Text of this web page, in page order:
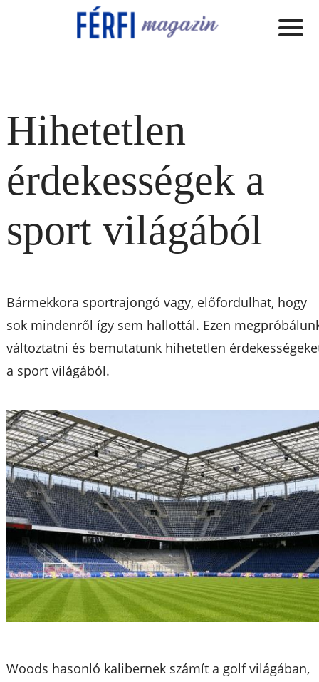
Hihetetlen
érdekességek a
sport világából
Bármekkora sportrajongó vagy, előfordulhat, hogy
sok mindenről így sem hallottál. Ezen
változtatni és bemutatunk hihetetlen
a sport világából.
Woods hasonló kalibernek számít a golf világában,